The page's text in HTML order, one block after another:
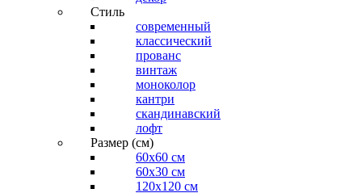
Стиль
современный
классический
прованс
винтаж
моноколор
кантри
скандинавский
лофт
Размер (см)
60х60 см
60x30 см
120x120 см